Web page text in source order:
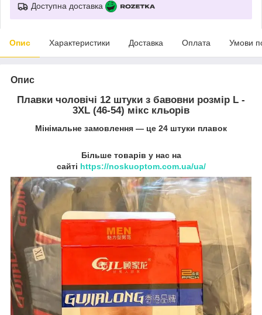
Доступна доставка
Опис Характеристики Доставка Оплата Умови
Опис
Плавки чоловічі 12 штуки з бавовни розмір L -
3XL (46-54) мікс кльорів
Мінімальне замовлення ― це 24 штуки плавок
Більше товарів у нас на
сайті https://noskuoptom.com.ua/ua/